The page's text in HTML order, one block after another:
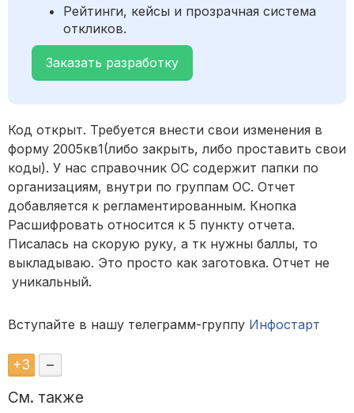
Рейтинги, кейсы и прозрачная система
откликов.
Заказать разработку
Код открыт. Требуется внести свои изменения в
форму 2005кв1(либо закрыть, либо проставить свои
коды). У нас справочник ОС содержит папки по
организациям, внутри по группам ОС. Отчет
добавляется к регламентированным. Кнопка
Расшифровать относится к 5 пункту отчета.
Писалась на скорую руку, а тк нужны баллы, то
выкладываю. Это просто как заготовка. Отчет не
уникальный.
Вступайте в нашу телеграмм-группу Инфостарт
+3 –
См. также